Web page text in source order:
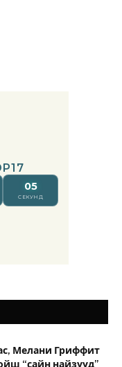
Мелани Гриффит
“сайн найзууд”